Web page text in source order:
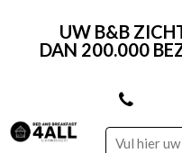
UW B&B
DAN 200.000